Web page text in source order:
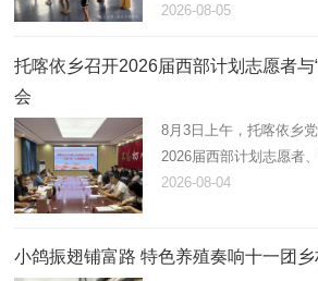
魄，助力未成年人全面健
2026-08-05
托喀依乡召开2026届西部计划志愿者与
会
8月3日上午，托喀依乡
2026届西部计划志愿者
会。会议由乡党委副书
2026-08-04
小鸽振翅铺富路 特色养殖奏响十一团